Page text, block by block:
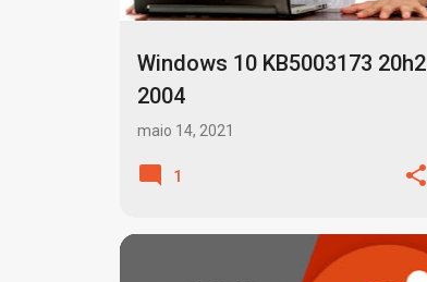
Windows 10 KB5003173 20h2
2004
maio 14, 2021
1
+3